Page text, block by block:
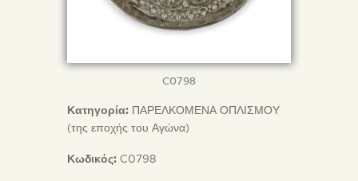
C0798
Κατηγορία: ΠΑΡΕΛΚΟΜΕΝΑ ΟΠΛΙΣΜΟΥ
(της εποχής του Αγώνα)
Κωδικός: C0798